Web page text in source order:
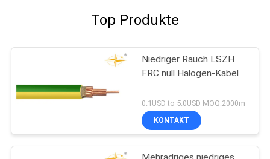
Top Produkte
Niedriger Rauch LSZH
FRC null Halogen-Kabel
0.1USD to 5.0USD MOQ:2000m
KONTAKT